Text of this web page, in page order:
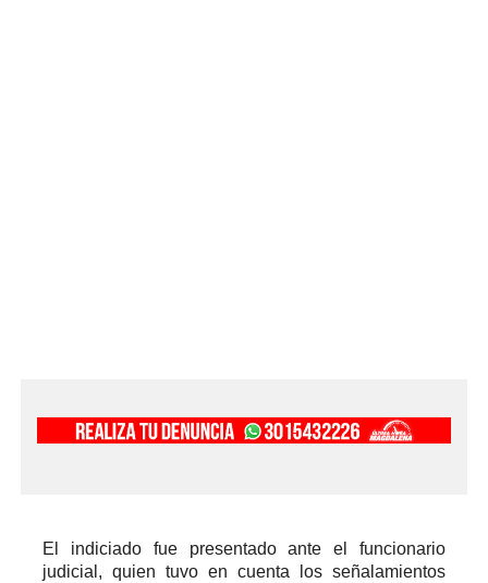
El indiciado fue presentado ante el funcionario
judicial, quien tuvo en cuenta los señalamientos